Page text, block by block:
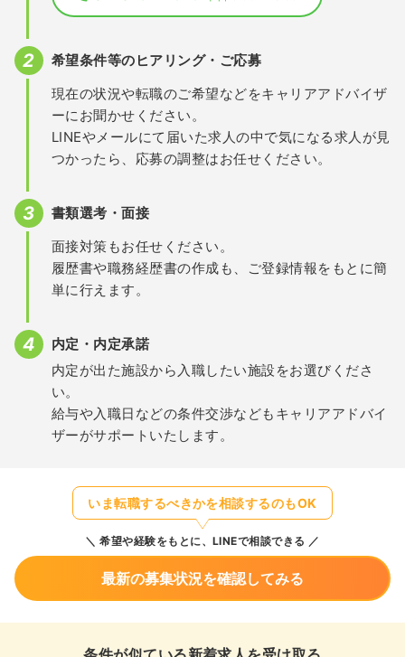
希望条件等のヒアリング・ご応募
現在の状況や転職のご希望などをキャリアアドバイザ
ーにお聞かせください。
LINEやメールにて届いた求人の中で気になる求人が見
つかったら、応募の調整はお任せください。
書類選考・面接
面接対策もお任せください。
履歴書や職務経歴書の作成も、ご登録情報をもとに簡
単に行えます。
内定・内定承諾
内定が出た施設から入職したい施設をお選びくださ
い。
給与や入職日などの条件交渉などもキャリアアドバイ
ザーがサポートいたします。
いま転職するべきかを相談するのもOK
希望や経験をもとに、LINEで相談できる
最新の募集状況を確認してみる